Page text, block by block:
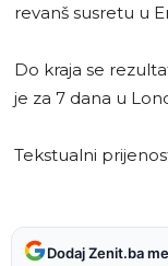
revanš susretu u
Do kraja se
je za 7 dana u
Tekstualni
Dodaj Zenit.ba